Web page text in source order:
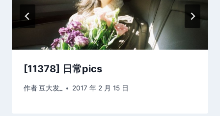
[11378] 日常pics
作者 豆大发_ 2017 年 2 月 15 日